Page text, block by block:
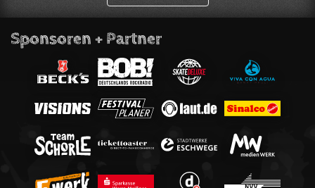
Sponsoren + Partner